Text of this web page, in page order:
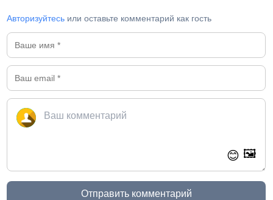
Авторизуйтесь или оставьте комментарий как гость
😊 🖼️
Отправить комментарий